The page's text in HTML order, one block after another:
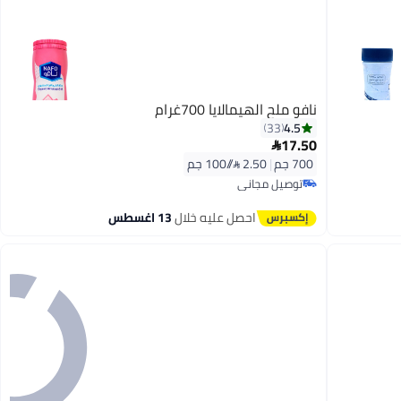
نافو ملح الهيمالايا 700غرام
4.5
33
17.50
700 جم |2.50 /⁨/100 جم⁩
توصيل مجاني
احصل عليه خلال13 اغسطس